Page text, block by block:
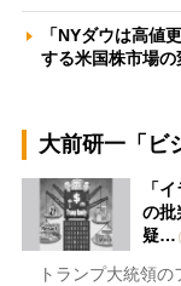
「NYダウは高値
する米国株市場
大前研一「ビ
「
の批
疑…
トランプ大統領の